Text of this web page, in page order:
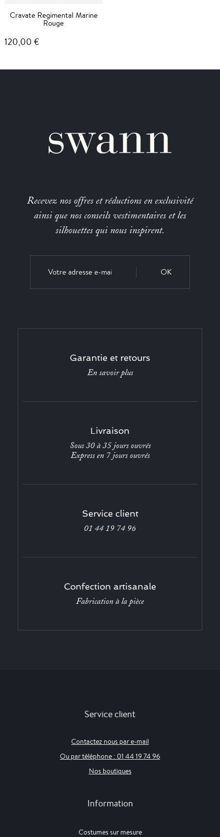
Cravate Regimental Marine
Rouge
120,00 €
Recevez nos offres et réductions en exclusivité
ainsi que nos conseils vestimentaires et les
silhouettes qui nous inspirent.
OK
Garantie et retours
En savoir plus
Livraison
Sous 30 à 35 jours ouvrés
Express en 7 jours ouvrés
Service client
01 44 19 74 96
Confection artisanale
Fabrication à la pièce
Service client
Contactez nous par e-mail
Ou par téléphone : 01 44 19 74 96
Nos boutiques
Information
Costumes sur mesure